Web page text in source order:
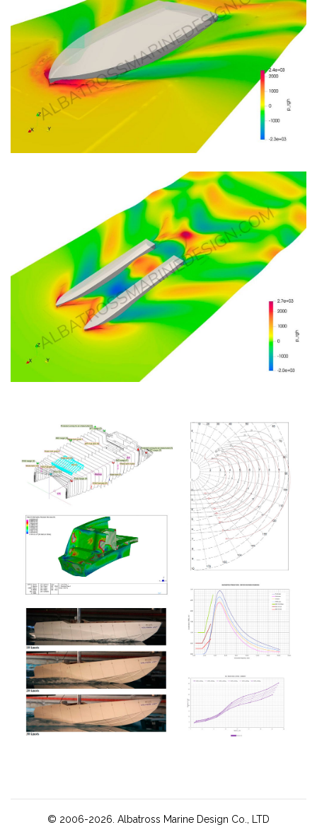
© 2006-2026. Albatross Marine Design Co., LTD